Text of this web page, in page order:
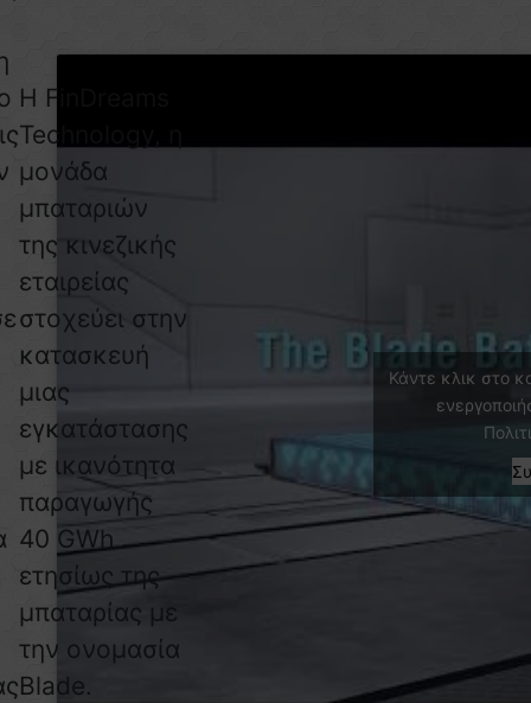
Η FinDreams
Technology, η
μονάδα
μπαταριών
της κινεζικής
εταιρείας
στοχεύει στην
κατασκευή
μιας
εγκατάστασης
με ικανότητα
παραγωγής
40 GWh
ετησίως της
μπαταρίας με
την ονομασία
Blade.
Κάντε κλικ στο